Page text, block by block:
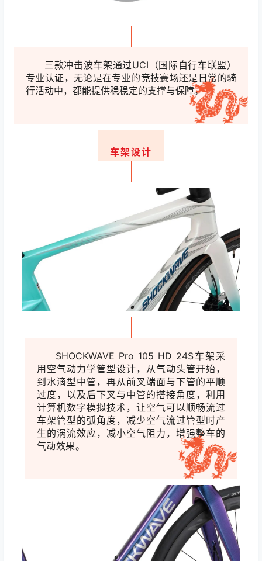
三款冲击波车架通过UCI（国际自行车联盟）
专业认证，无论是在专业的竞技赛场还是日常的骑
行活动中，都能提供稳稳定的支撑与保障。
车架设计
SHOCKWAVE Pro 105 HD 24S车架 采
用空气动力学管型设计，从气动头管开始，
到水滴型中管，再从前叉端面与下管的平顺
过度，以及后下叉与中管的搭接角度，利用
计算机数字模拟技术，让空气可以顺畅流过
车架管型的弧角度，减少空气流过管型时产
生的涡流效应，减小空气阻力，增强整车的
气动效果。